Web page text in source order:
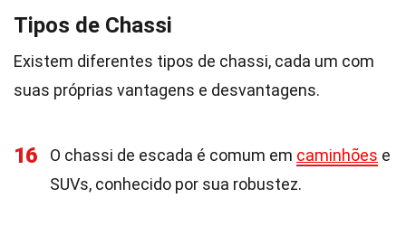
Tipos de Chassi
Existem diferentes tipos de chassi, cada um com
suas próprias vantagens e desvantagens.
16 O chassi de escada é comum em caminhões e
SUVs, conhecido por sua robustez.